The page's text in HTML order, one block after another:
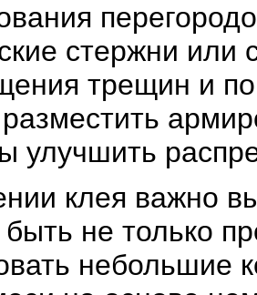
стержни или
трещин и
улучшить
клея важно
не только
небольшие